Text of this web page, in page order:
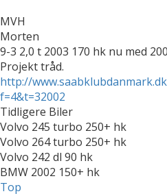
MVH
Morten
9-3 2,0 t 2003 170 hk nu med
Projekt tråd.
http://
f=4&t=32002
Tidligere Biler
Volvo 245 turbo 250+ hk
Volvo 264 turbo 250+ hk
Volvo 242 dl 90 hk
BMW 2002 150+ hk
Top